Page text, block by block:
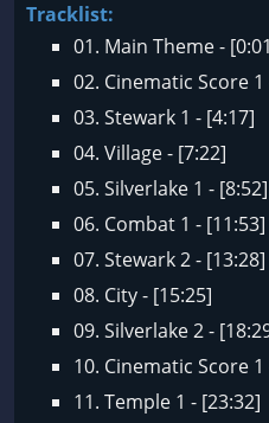
Tracklist:
01. Main Theme -
02. Cinematic Score 1
03. Stewark 1 - [4:17]
04. Village - [7:22]
05. Silverlake 1 - [8:52]
06. Combat 1 - [11:53]
07. Stewark 2 - [13:28]
08. City - [15:25]
09. Silverlake 2 -
10. Cinematic Score 1
11. Temple 1 - [23:32]